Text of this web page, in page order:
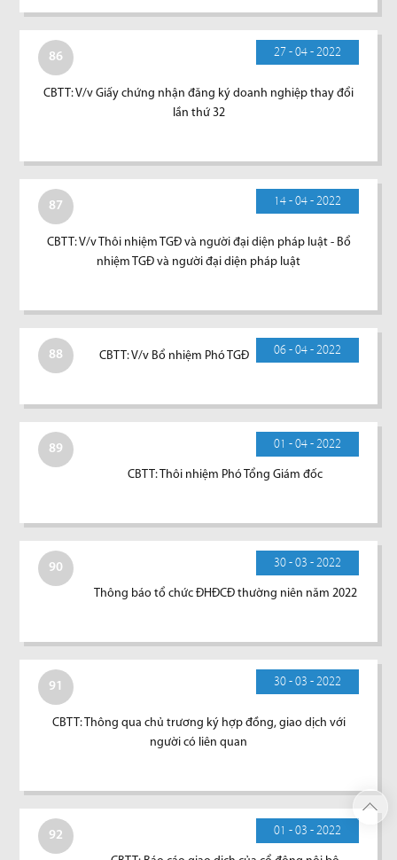
86 27 - 04 - 2022
CBTT: V/v Giấy chứng nhận đăng ký doanh nghiệp thay đổi
lần thứ 32
87 14 - 04 - 2022
CBTT: V/v Thôi nhiệm TGĐ và người đại diện pháp luật - Bổ
nhiệm TGĐ và người đại diện pháp luật
88 06 - 04 - 2022
CBTT: V/v Bổ nhiệm Phó TGĐ
89 01 - 04 - 2022
CBTT: Thôi nhiệm Phó Tổng Giám đốc
90 30 - 03 - 2022
Thông báo tổ chức ĐHĐCĐ thường niên năm 2022
91 30 - 03 - 2022
CBTT: Thông qua chủ trương ký hợp đồng, giao dịch với
người có liên quan
92 01 - 03 - 2022